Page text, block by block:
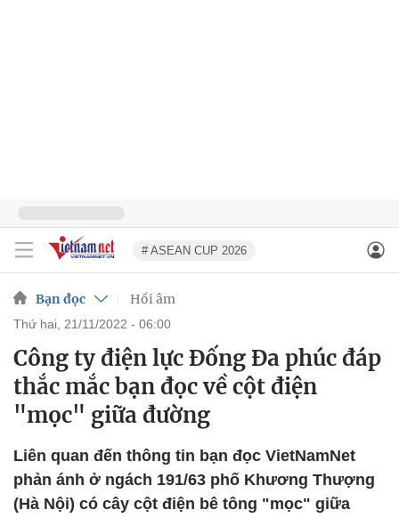
# ASEAN CUP 2026
Bạn đọc Hồi âm
thứ hai, 21/11/2022 - 06:00
Công ty điện lực Đống Đa phúc đáp
thắc mắc bạn đọc về cột điện
"mọc" giữa đường
Liên quan đến thông tin bạn đọc VietNamNet
phản ánh ở ngách 191/63 phố Khương Thượng
(Hà Nội) có cây cột điện bê tông "mọc" giữa